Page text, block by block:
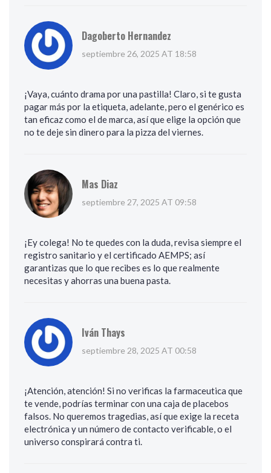
Dagoberto Hernandez
septiembre 26, 2025 AT 18:58
¡Vaya, cuánto drama por una pastilla! Claro, si te gusta
pagar más por la etiqueta, adelante, pero el genérico es
tan eficaz como el de marca, así que elige la opción que
no te deje sin dinero para la pizza del viernes.
Mas Diaz
septiembre 27, 2025 AT 09:58
¡Ey colega! No te quedes con la duda, revisa siempre el
registro sanitario y el certificado AEMPS; así
garantizas que lo que recibes es lo que realmente
necesitas y ahorras una buena pasta.
Iván Thays
septiembre 28, 2025 AT 00:58
¡Atención, atención! Si no verificas la farmaceutica que
te vende, podrías terminar con una caja de placebos
falsos. No queremos tragedias, así que exige la receta
electrónica y un número de contacto verificable, o el
universo conspirará contra ti.